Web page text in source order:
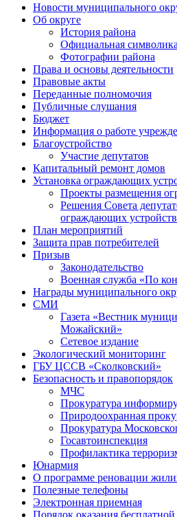
Новости муниципального
Об округе
История района
Официальная символика
Фотографии района
Права и основы деятельности
Правовые акты
Переданные полномочия
Публичные слушания
Бюджет
Информация о работе
Благоустройство
Участие депутатов
Капитальный ремонт домов
Установка ограждающих
Проекты размещения
Решения Совета
ограждающих устройств
План мероприятий
Защита прав потребителей
Призыв
Законодательство
Военная служба «По
Награды муниципального
СМИ
Газета «Вестник
Можайский»
Сетевое издание
Экологический мониторинг
ГБУ ЦССВ «Сколковский»
Безопасность и правопорядок
МЧС
Прокуратура
Природоохранная
Прокуратура
Госавтоинспекция
Профилактика
Юнармия
О программе реновации
Полезные телефоны
Электронная приемная
Порядок оказания